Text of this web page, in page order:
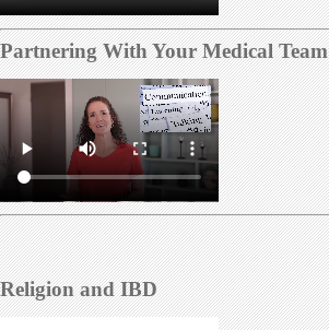
Partnering With Your Medical Team
Religion and IBD